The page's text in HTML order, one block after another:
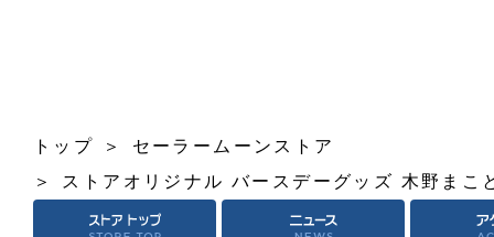
トップ
セーラームーンストア
ストアオリジナル バースデーグッズ 木野まこ